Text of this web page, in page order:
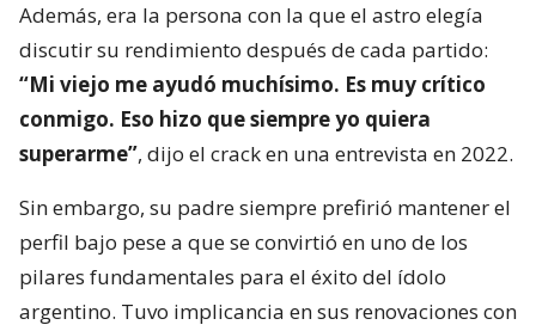
Además, era la persona con la que el astro elegía
discutir su rendimiento después de cada partido:
“Mi viejo me ayudó muchísimo. Es muy crítico
conmigo. Eso hizo que siempre yo quiera
superarme”, dijo el crack en una entrevista en 2022.
Sin embargo, su padre siempre prefirió mantener el
perfil bajo pese a que se convirtió en uno de los
pilares fundamentales para el éxito del ídolo
argentino. Tuvo implicancia en sus renovaciones con